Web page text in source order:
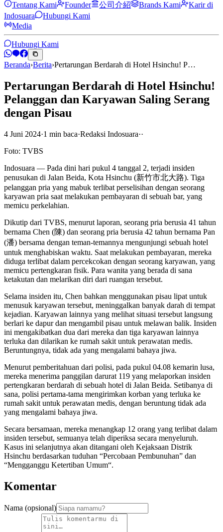
Tentang Kami Founder 公司介紹 Brands Kami
Karir di
Indosuara
Hubungi Kami
Media
Hubungi Kami
Beranda›Berita›Pertarungan Berdarah di Hotel Hsinchu! P…
Pertarungan Berdarah di Hotel Hsinchu!
Pelanggan dan Karyawan Saling Serang
dengan Pisau
4 Juni 2024·1 min baca·Redaksi Indosuara··
Foto: TVBS
Indosuara — Pada dini hari pukul 4 tanggal 2, terjadi insiden
penusukan di Jalan Beida, Kota Hsinchu (新竹市北大路). Tiga
pelanggan pria yang mabuk terlibat perselisihan dengan seorang
karyawan pria saat melakukan pembayaran di sebuah bar, yang
memicu perkelahian.
Dikutip dari TVBS, menurut laporan, seorang pria berusia 41 tahun
bernama Chen (陳) dan seorang pria berusia 42 tahun bernama Pan
(潘) bersama dengan teman-temannya mengunjungi sebuah hotel
untuk menghabiskan waktu. Saat melakukan pembayaran, mereka
diduga terlibat dalam percekcokan dengan seorang karyawan, yang
memicu pertengkaran fisik. Para wanita yang berada di sana
ketakutan dan melarikan diri dari ruangan tersebut.
Selama insiden itu, Chen bahkan menggunakan pisau lipat untuk
menusuk karyawan tersebut, meninggalkan banyak darah di tempat
kejadian. Karyawan lainnya yang melihat situasi tersebut langsung
berlari ke dapur dan mengambil pisau untuk melawan balik. Insiden
ini mengakibatkan dua dari mereka dan tiga karyawan lainnya
terluka dan dilarikan ke rumah sakit untuk perawatan medis.
Beruntungnya, tidak ada yang mengalami bahaya jiwa.
Menurut pemberitahuan dari polisi, pada pukul 04.08 kemarin lusa,
mereka menerima panggilan darurat 119 yang melaporkan insiden
pertengkaran berdarah di sebuah hotel di Jalan Beida. Setibanya di
sana, polisi pertama-tama mengirimkan korban yang terluka ke
rumah sakit untuk perawatan medis, dengan beruntung tidak ada
yang mengalami bahaya jiwa.
Secara bersamaan, mereka menangkap 12 orang yang terlibat dalam
insiden tersebut, semuanya telah diperiksa secara menyeluruh.
Kasus ini selanjutnya akan ditangani oleh Kejaksaan Distrik
Hsinchu berdasarkan tuduhan “Percobaan Pembunuhan” dan
“Mengganggu Ketertiban Umum“.
Komentar
Nama (opsional)